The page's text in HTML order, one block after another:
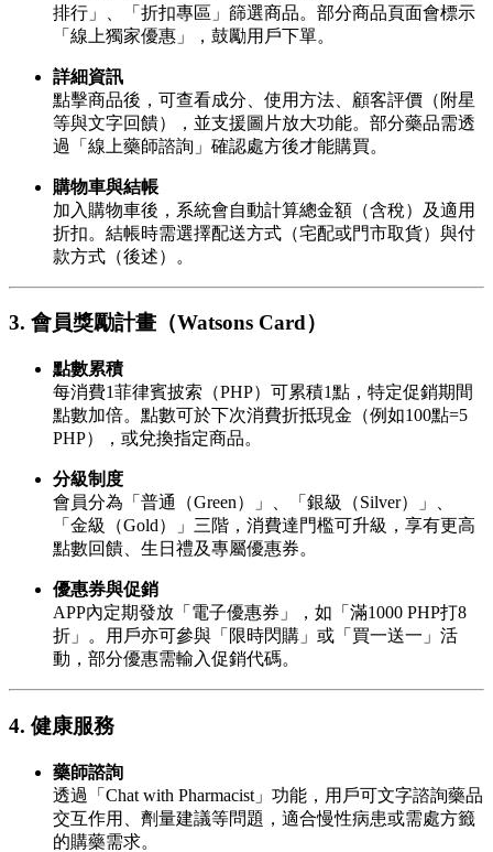
排行」、「折扣專區」篩選商品。部分商品頁面會標示
「線上獨家優惠」，鼓勵用戶下單。
詳細資訊
點擊商品後，可查看成分、使用方法、顧客評價（附星
等與文字回饋），並支援圖片放大功能。部分藥品需透
過「線上藥師諮詢」確認處方後才能購買。
購物車與結帳
加入購物車後，系統會自動計算總金額（含稅）及適用
折扣。結帳時需選擇配送方式（宅配或門市取貨）與付
款方式（後述）。
3. 會員獎勵計畫（Watsons Card）
點數累積
每消費1菲律賓披索（PHP）可累積1點，特定促銷期間
點數加倍。點數可於下次消費折抵現金（例如100點=5
PHP），或兌換指定商品。
分級制度
會員分為「普通（Green）」、「銀級（Silver）」、
「金級（Gold）」三階，消費達門檻可升級，享有更高
點數回饋、生日禮及專屬優惠券。
優惠券與促銷
APP內定期發放「電子優惠券」，如「滿1000 PHP打8
折」。用戶亦可參與「限時閃購」或「買一送一」活
動，部分優惠需輸入促銷代碼。
4. 健康服務
藥師諮詢
透過「Chat with Pharmacist」功能，用戶可文字諮詢藥品
交互作用、劑量建議等問題，適合慢性病患或需處方籤
的購藥需求。